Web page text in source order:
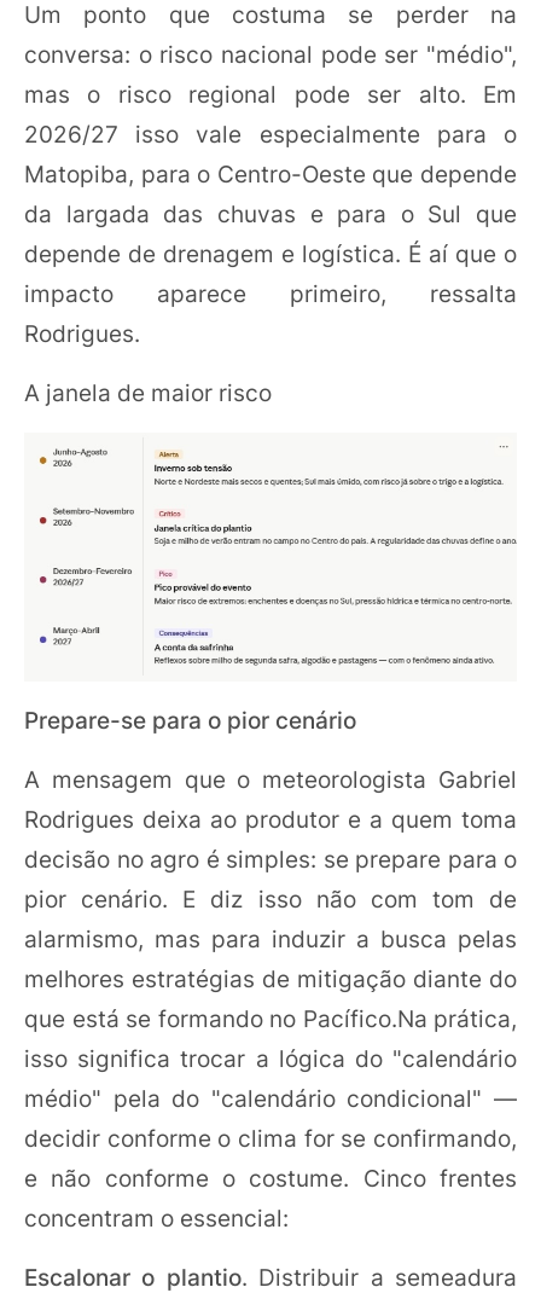
Um ponto que costuma se perder na
conversa: o risco nacional pode ser "médio",
mas o risco regional pode ser alto. Em
2026/27 isso vale especialmente para o
Matopiba, para o Centro-Oeste que depende
da largada das chuvas e para o Sul que
depende de drenagem e logística. É aí que o
impacto aparece primeiro, ressalta
Rodrigues.
A janela de maior risco
Prepare-se para o pior cenário
A mensagem que o meteorologista Gabriel
Rodrigues deixa ao produtor e a quem toma
decisão no agro é simples: se prepare para o
pior cenário. E diz isso não com tom de
alarmismo, mas para induzir a busca pelas
melhores estratégias de mitigação diante do
que está se formando no Pacífico.Na prática,
isso significa trocar a lógica do "calendário
médio" pela do "calendário condicional" —
decidir conforme o clima for se confirmando,
e não conforme o costume. Cinco frentes
concentram o essencial:
Escalonar o plantio. Distribuir a semeadura